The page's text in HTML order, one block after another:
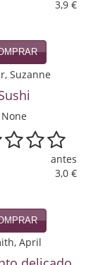
3,9 €
Suzanne
None
antes
3,0 €
April